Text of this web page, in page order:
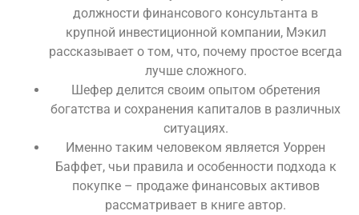
должности финансового консультанта в
крупной инвестиционной компании, Мэкил
рассказывает о том, что, почему простое всегда
лучше сложного.
Шефер делится своим опытом обретения
богатства и сохранения капиталов в различных
ситуациях.
Именно таким человеком является Уоррен
Баффет, чьи правила и особенности подхода к
покупке – продаже финансовых активов
рассматривает в книге автор.